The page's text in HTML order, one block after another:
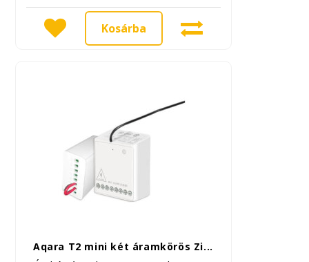
Kosárba
Aqara T2 mini két áramkörös Zi...